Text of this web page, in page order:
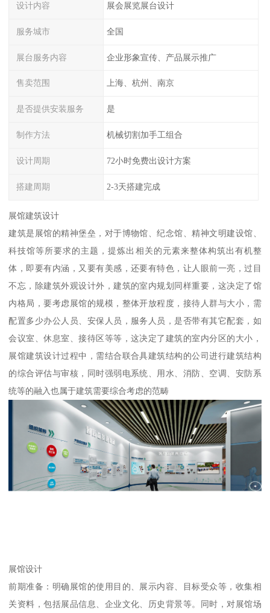
设计内容 展会展览展台设计
服务城市 全国
展台服务内容 企业形象宣传、产品展示推广
售卖范围 上海、杭州、南京
是否提供安装服务 是
制作方法 机械切割加手工组合
设计周期 72小时免费出设计方案
搭建周期 2-3天搭建完成
展馆建筑设计
建筑是展馆的精神堡垒，对于博物馆、纪念馆、精神文明建设馆、
科技馆等所要求的主题，提炼出相关的元素来整体构筑出有机整
体，即要有内涵，又要有美感，还要有特色，让人眼前一亮，过目
不忘，除建筑外观设计外，建筑的室内规划同样重要，这决定了馆
内格局，要考虑展馆的规模，整体开放程度，接待人群与大小，需
配置多少办公人员、安保人员，服务人员，是否带有其它配套，如
会议室、休息室、接待区等等，这决定了建筑的室内分区的大小，
展馆建筑设计过程中，需结合联合具建筑结构的公司进行建筑结构
的综合评估与审核，同时强弱电系统、用水、消防、空调、安防系
统等的融入也属于建筑需要综合考虑的范畴
展馆设计
前期准备：明确展馆的使用目的、展示内容、目标受众等，收集相
关资料，包括展品信息、企业文化、历史背景等。同时，对展馆场